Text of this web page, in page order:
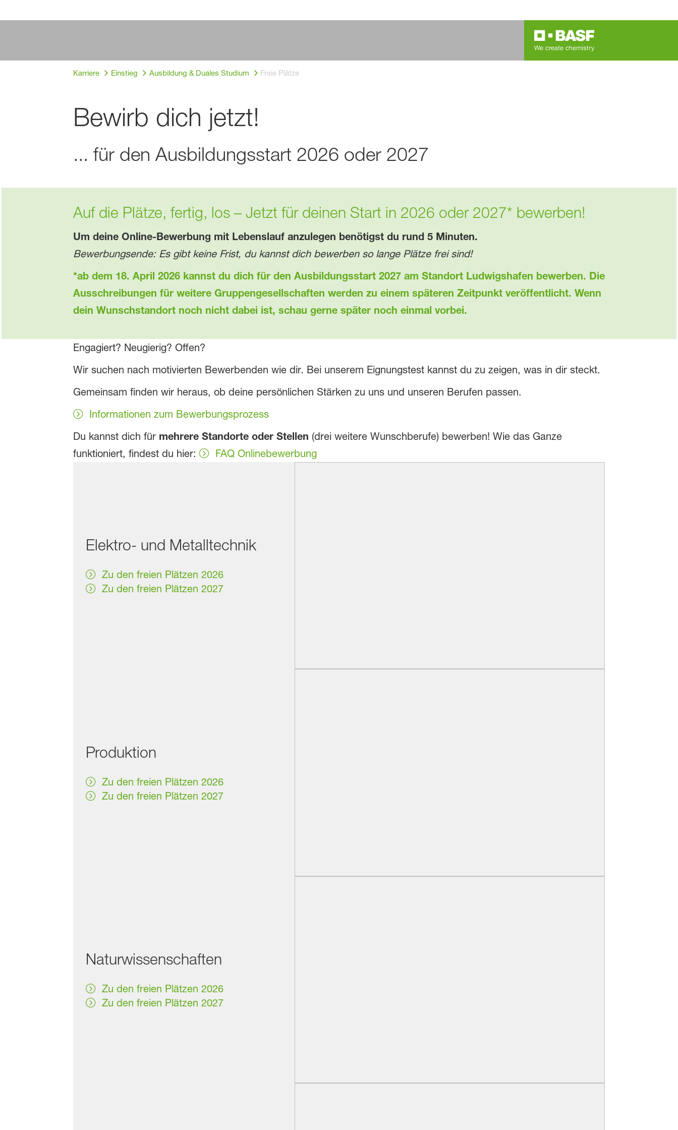
Karriere Einstieg Ausbildung & Duales Studium Freie Plätze
Bewirb dich jetzt!
... für den Ausbildungsstart 2026 oder 2027
Auf die Plätze, fertig, los – Jetzt für deinen Start in 2026 oder 2027* bewerben!
Um deine Online-Bewerbung mit Lebenslauf anzulegen benötigst du rund 5 Minuten.
Bewerbungsende: Es gibt keine Frist, du kannst dich bewerben so lange Plätze frei sind!
*ab dem 18. April 2026 kannst du dich für den Ausbildungsstart 2027 am Standort Ludwigshafen bewerben. Die
Ausschreibungen für weitere Gruppengesellschaften werden zu einem späteren Zeitpunkt veröffentlicht. Wenn
dein Wunschstandort noch nicht dabei ist, schau gerne später noch einmal vorbei.
Engagiert? Neugierig? Offen?
Wir suchen nach motivierten Bewerbenden wie dir. Bei unserem Eignungstest kannst du zu zeigen, was in dir steckt.
Gemeinsam finden wir heraus, ob deine persönlichen Stärken zu uns und unseren Berufen passen.
Informationen zum Bewerbungsprozess
Du kannst dich für mehrere Standorte oder Stellen (drei weitere Wunschberufe) bewerben! Wie das Ganze
funktioniert, findest du hier:
FAQ Onlinebewerbung
Elektro- und Metalltechnik
Zu den freien Plätzen 2026
Zu den freien Plätzen 2027
Produktion
Zu den freien Plätzen 2026
Zu den freien Plätzen 2027
Naturwissenschaften
Zu den freien Plätzen 2026
Zu den freien Plätzen 2027